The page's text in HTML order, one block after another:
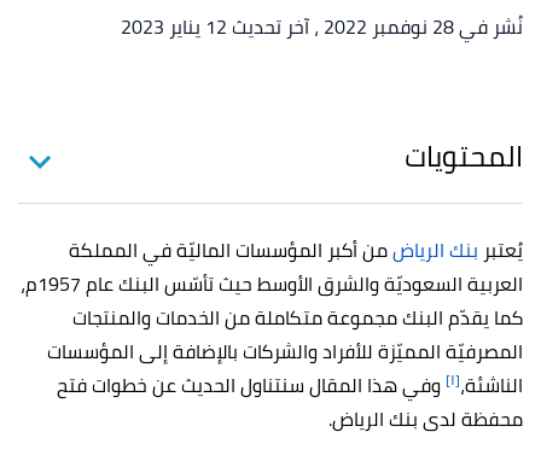
نُشر في 28 نوفمبر 2022
، آخر تحديث 12 يناير 2023
المحتويات
يُعتبر بنك الرياضمن أكبر المؤسسات الماليّة في المملكة
العربية السعوديّة والشرق الأوسط حيث تأسّس البنك عام 1957م،
كما يقدّم البنك مجموعة متكاملة من الخدمات والمنتجات
المصرفيّة المميّزة للأفراد والشركات بالإضافة إلى المؤسسات
الناشئة،[١] وفي هذا المقال سنتناول الحديث عن خطوات فتح
محفظة لدى بنك الرياض.